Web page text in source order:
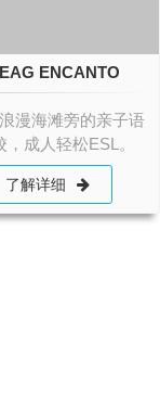
ENCANTO
漫海滩旁的亲子语
，成人轻松ESL。
了解详细